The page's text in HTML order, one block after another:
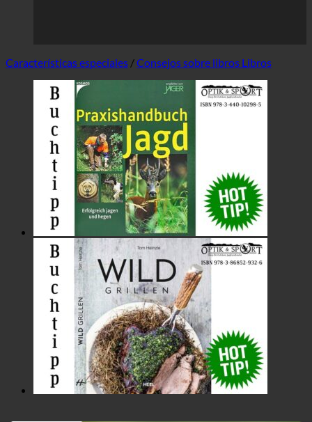
Características especiales /Consejos sobre libros Libros